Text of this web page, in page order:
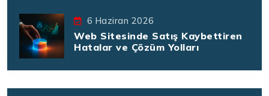
6 Haziran 2026
Web Sitesinde Satış Kaybettiren
Hatalar ve Çözüm Yolları